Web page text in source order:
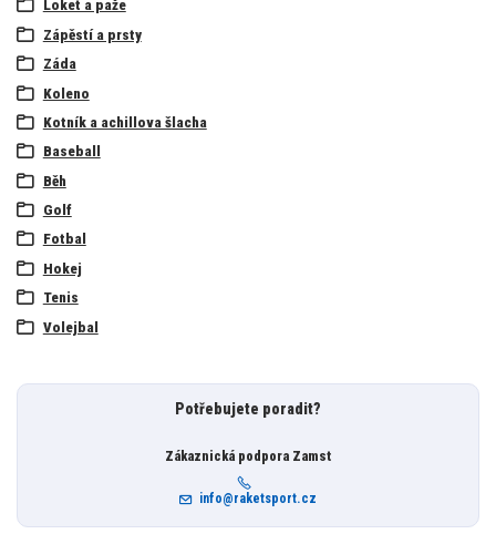
Loket a paže
Zápěstí a prsty
Záda
Koleno
Kotník a achillova šlacha
Baseball
Běh
Golf
Fotbal
Hokej
Tenis
Volejbal
Potřebujete poradit?
Zákaznická podpora Zamst
info@raketsport.cz